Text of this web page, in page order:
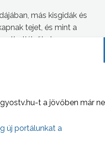
más kisgidák és
tejet, és mint a
őket.
még simogathatók a
(2013-03-21 )
t a jövőben már
új portálunkat a